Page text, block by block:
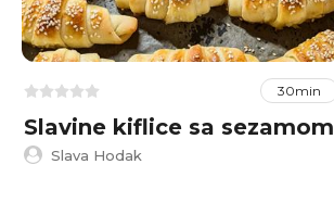
30min
Slavine kiflice sa sezamom
Slava Hodak